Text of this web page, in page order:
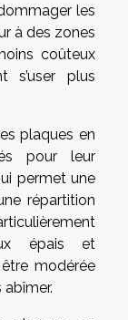
les
à des zones
coûteux
s’user plus
plaques en
pour leur
permet une
répartition
épais et
modérée